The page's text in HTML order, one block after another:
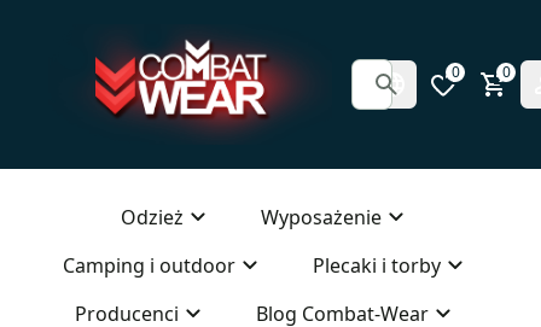
0 0
Odzież
Wyposażenie
Camping i outdoor
Plecaki i torby
Producenci
Blog Combat-Wear